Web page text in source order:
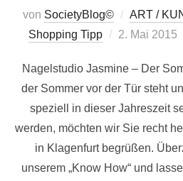
von SocietyBlog© ART /
Shopping Tipp
Veröffentlicht
2. Mai 2015
Nagelstudio Jasmine – Der
der Sommer vor der Tür steht
speziell in dieser Jahreszeit
werden, möchten wir Sie recht
in Klagenfurt begrüßen.
unserem „Know How“ und